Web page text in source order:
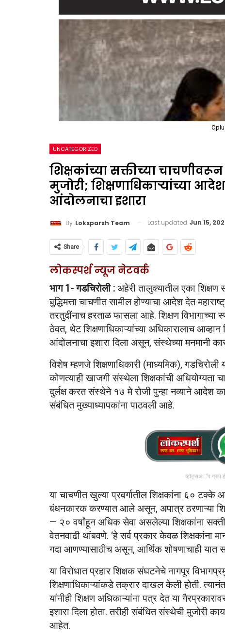
UNCATEGORIZED
शिक्षकांच्या सक्तीच्या
मुजोरी; शिक्षणाधिकाऱ्यांच्या
आंदोलनाचा इशारा
By Loksparsh Team Last updated Jun 15,
Share
लोकस्पर्श न्यूज नेटवर्क
भाग 1- गडचिरोली : अहेरी तालुक्यातील एका शिक्षण
बुद्धिमत्ता चाचणीत सामील होण्याचा आदेश देत
तरतुदींनाच हरताळ फासला आहे. शिक्षण विभागाच्या
ठेवत, थेट शिक्षणाधिकाऱ्यांच्या अधिकारालाच
आंदोलनाचा इशारा दिला असून, संस्थेच्या मनमानी
विशेष म्हणजे शिक्षणाधिकारी (माध्यमिक), गडचिरोली
कोणत्याही खाजगी संस्थेला शिक्षकांची अधियोग्यता
दुर्लक्ष करत संस्थेने १७ मे रोजी पुन्हा नव्याने आदेश
संबंधित मुख्याध्यापकांना पाठवली आहे.
व्हॉट्सअॅप ग्रुप
या चाचणीत खुल्या प्रवर्गातील शिक्षकांना ६० टक्के
बंधनकारक करण्यात आले असून, अपात्र ठरणाऱ्या
— २० वर्षांहून अधिक सेवा असलेल्या शिक्षकांना
वेतनवाढी थांबवणे. ‘हे सर्व प्रकार केवळ शिक्षकांना
गदा आणण्यासाठीच असून, आर्थिक शोषणाचाही
या विरोधात प्रहार शिक्षक संघटनेचे नागपूर
शिक्षणाधिकाऱ्यांकडे तक्रार दाखल केली होती.
यांनीही शिक्षण अधिकाऱ्यांना पत्र देत या
इशारा दिला होता. तरीही संबंधित संस्थेची मुजोरी
आहेत.